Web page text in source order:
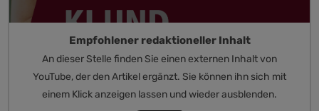
Empfohlener redaktioneller Inhalt
An dieser Stelle finden Sie einen externen Inhalt von
YouTube, der den Artikel ergänzt. Sie können ihn sich mit
einem Klick anzeigen lassen und wieder ausblenden.